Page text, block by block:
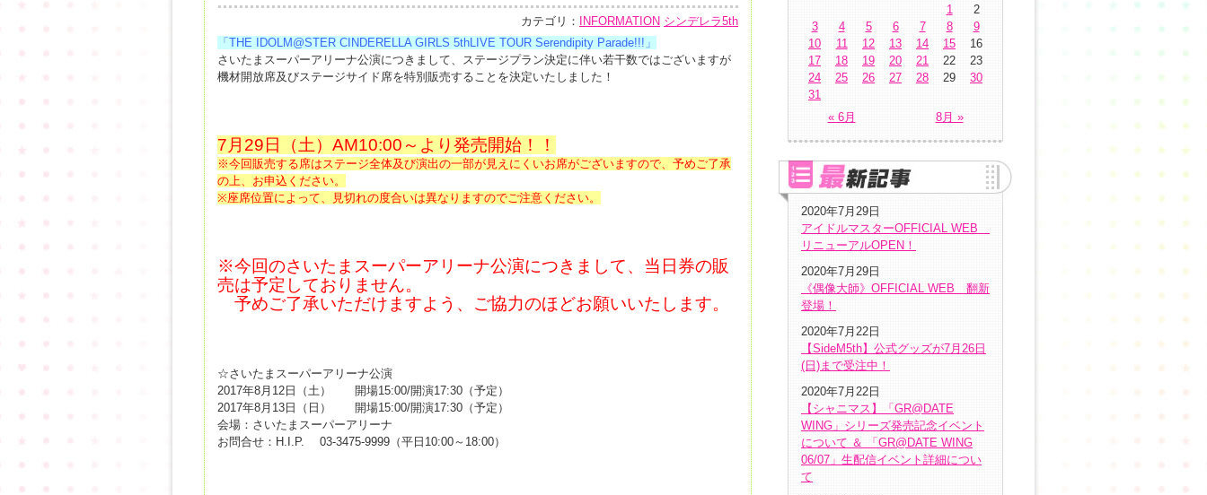
カテゴリ： INFORMATION シンデレラ5th
「THE IDOLM@STER CINDERELLA GIRLS 5thLIVE TOUR Serendipity Parade!!!」
さいたまスーパーアリーナ公演につきまして、ステージプラン決定に伴い若干数ではございますが
機材開放席及びステージサイド席を特別販売することを決定いたしました！
7月29日（土）AM10:00～より発売開始！！
※今回販売する席はステージ全体及び演出の一部が見えにくいお席がございますので、予めご了承
の上、お申込ください。
※座席位置によって、見切れの度合いは異なりますのでご注意ください。
※今回のさいたまスーパーアリーナ公演につきまして、当日券の販
売は予定しておりません。
予めご了承いただけますよう、ご協力のほどお願いいたします。
☆さいたまスーパーアリーナ公演
2017年8月12日（土） 開場15:00/開演17:30（予定）
2017年8月13日（日） 開場15:00/開演17:30（予定）
会場：さいたまスーパーアリーナ
お問合せ：H.I.P. 03-3475-9999（平日10:00～18:00）
« 6月 8月 »
1
2
3
4 5 6 7 8
9
10
11 12 13 14 15
16
17
18 19 20 21 22
23
24
25 26 27 28 29
30
31
2020年7月29日
アイドルマスターOFFICIAL WEB
リニューアルOPEN！
2020年7月29日
《偶像大師》OFFICIAL WEB 翻新
登場！
2020年7月22日
【SideM5th】公式グッズが7月26日
(日)まで受注中！
2020年7月22日
【シャニマス】「GR@DATE
WING」シリーズ発売記念イベント
について ＆ 「GR@DATE WING
06/07」生配信イベント詳細につい
て